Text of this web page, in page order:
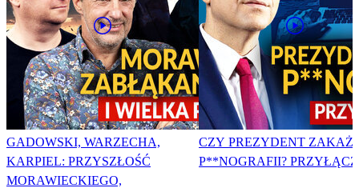
GADOWSKI, WARZECHA,
KARPIEL: PRZYSZŁOŚĆ
MORAWIECKIEGO,
CZY PREZYDENT
P**NOGRAFII?